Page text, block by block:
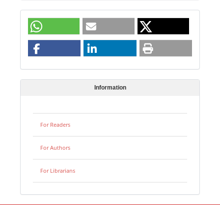
Information
For Readers
For Authors
For Librarians